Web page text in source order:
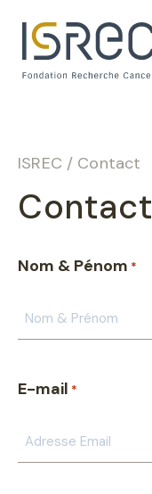
ISREC / Contact
Contact
Nom & Pénom *
E-mail *